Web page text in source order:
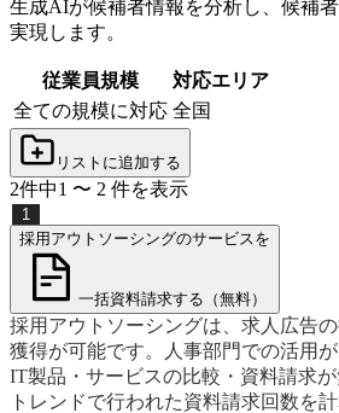
生成AIが候補者情報を分析し、候補
実現します。
従業員規模
対応エリア
全ての規模に対応 全国
リストに追加する
2件中1 〜 2 件を表示
1
採用アウトソーシングのサービスを
一括資料請求する（無料）
採用アウトソーシングは、求人広告
獲得が可能です。人事部門での活用
IT製品・サービスの比較・資料請求
トレンドで行われた資料請求回数を